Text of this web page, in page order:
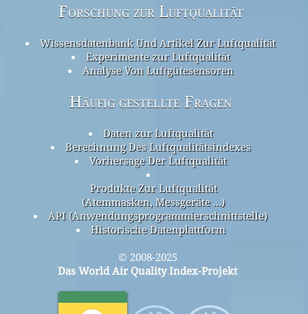
Forschung zur Luftqualität
Wissensdatenbank Und Artikel Zur Luftqualität
Experimente zur Luftqualität
Analyse Von Luftgütesensoren
Häufig gestellte Fragen
Daten zur Luftqualität
Berechnung Des Luftqualitätsindexes
Vorhersage Der Luftqualität
Produkte Zur Luftqualität
(Atemmasken, Messgeräte ...)
API (Anwendungsprogrammierschnittstelle)
Historische Datenplattform
© 2008-2025
Das World Air Quality Index-Projekt